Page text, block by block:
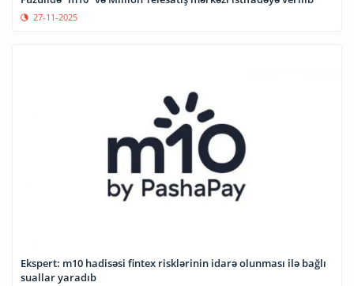
27-11-2025
Ekspert: m10 hadisəsi fintex risklərinin idarə olunması ilə bağlı
suallar yaradıb